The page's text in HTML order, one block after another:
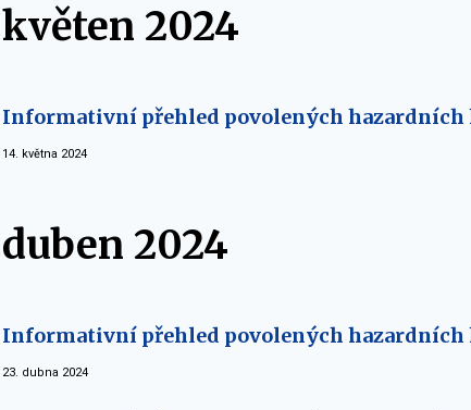
květen 2024
Informativní přehled povolených hazardních
14. května 2024
duben 2024
Informativní přehled povolených hazardních
23. dubna 2024